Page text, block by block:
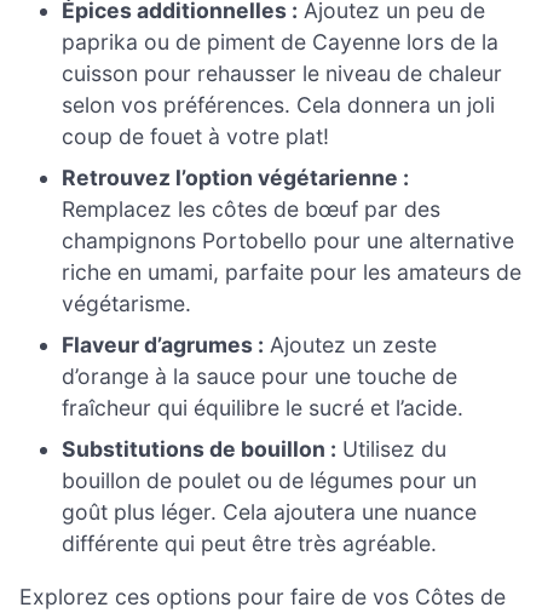
Épices additionnelles : Ajoutez un peu de
paprika ou de piment de Cayenne lors de la
cuisson pour rehausser le niveau de chaleur
selon vos préférences. Cela donnera un joli
coup de fouet à votre plat!
Retrouvez l’option végétarienne :
Remplacez les côtes de bœuf par des
champignons Portobello pour une alternative
riche en umami, parfaite pour les amateurs de
végétarisme.
Flaveur d’agrumes : Ajoutez un zeste
d’orange à la sauce pour une touche de
fraîcheur qui équilibre le sucré et l’acide.
Substitutions de bouillon : Utilisez du
bouillon de poulet ou de légumes pour un
goût plus léger. Cela ajoutera une nuance
différente qui peut être très agréable.
Explorez ces options pour faire de vos Côtes de